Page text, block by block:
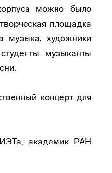
можно было
площадка
музыка, художники
музыканты
концерт для
академик РАН